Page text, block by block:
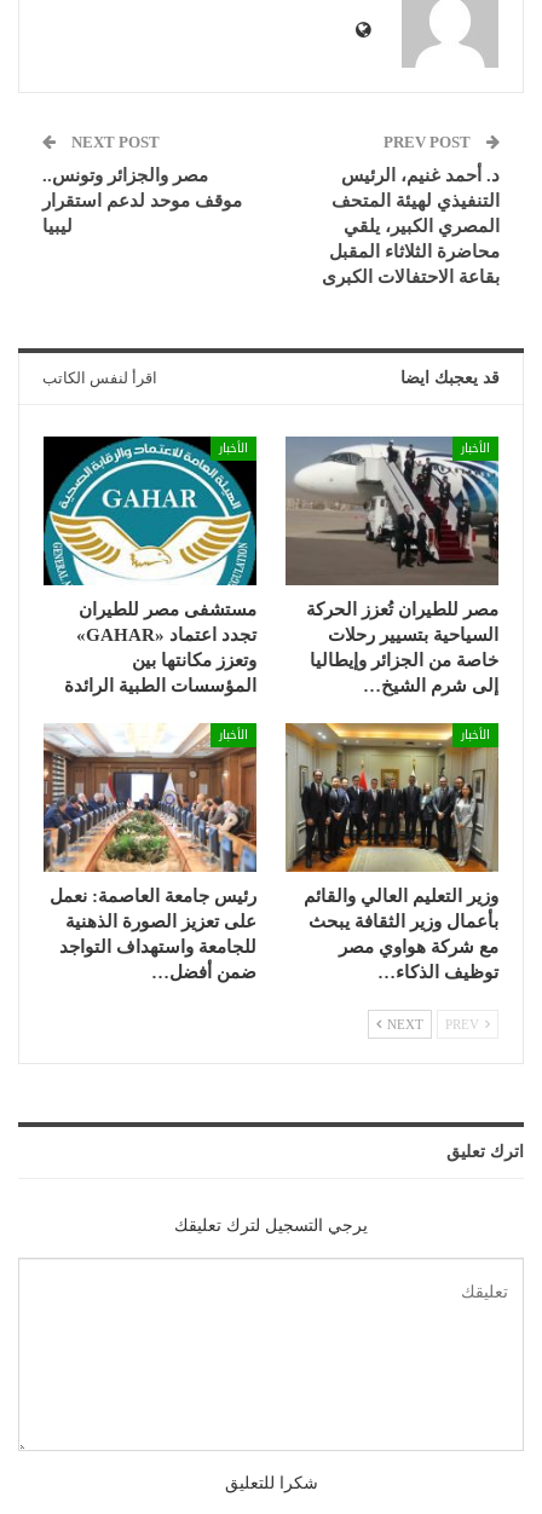
د. أحمد غنيم، الرئيس
التنفيذي لهيئة المتحف
المصري الكبير، يلقي
محاضرة الثلاثاء المقبل
بقاعة الاحتفالات الكبرى
NEXT POST
مصر والجزائر وتونس..
موقف موحد لدعم استقرار
ليبيا
قد يعجبك ايضا اقرأ لنفس الكاتب
الأخبار
مصر للطيران تُعزز الحركة
السياحية بتسيير رحلات
خاصة من الجزائر وإيطاليا
إلى شرم الشيخ…
الأخبار
مستشفى مصر للطيران
تجدد اعتماد «GAHAR»
وتعزز مكانتها بين
المؤسسات الطبية الرائدة
الأخبار
وزير التعليم العالي والقائم
بأعمال وزير الثقافة يبحث
مع شركة هواوي مصر
توظيف الذكاء…
الأخبار
رئيس جامعة العاصمة: نعمل
على تعزيز الصورة الذهنية
للجامعة واستهداف التواجد
ضمن أفضل…
NEXT
اترك تعليق
يرجي التسجيل لترك تعليقك
شكرا للتعليق